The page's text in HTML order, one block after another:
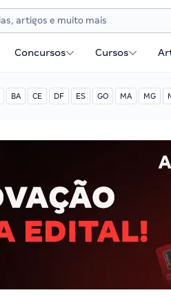
Concursos Cursos
BA CE DF ES GO MA MG